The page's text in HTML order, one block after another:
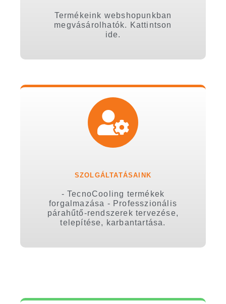
Termékeink webshopunkban
megvásárolhatók. Kattintson
ide.
SZOLGÁLTATÁSAINK
- TecnoCooling termékek
forgalmazása - Professzionális
párahűtő-rendszerek tervezése,
telepítése, karbantartása.